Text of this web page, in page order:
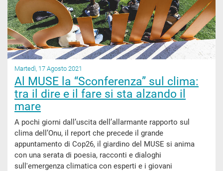
Martedì, 17 Agosto 2021
Al MUSE la “Sconferenza” sul clima:
tra il dire e il fare si sta alzando il
mare
A pochi giorni dall’uscita dell’allarmante rapporto sul
clima dell’Onu, il report che precede il grande
appuntamento di Cop26, il giardino del MUSE si anima
con una serata di poesia, racconti e dialoghi
sull'emergenza climatica con esperti e i giovani